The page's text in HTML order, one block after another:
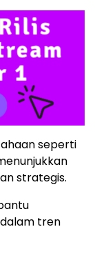
seperti
strategis.
tren